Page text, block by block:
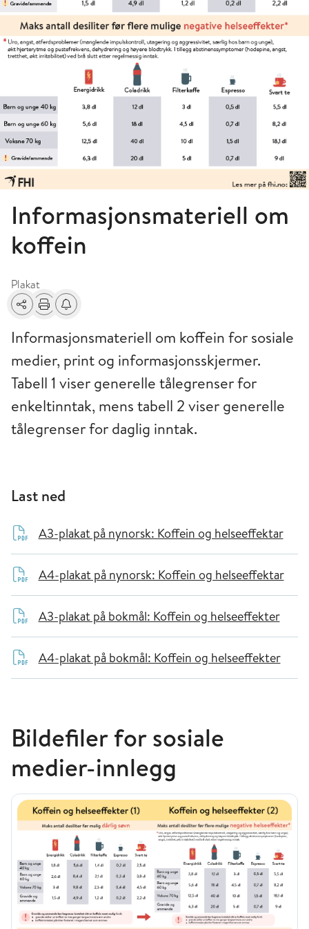
Informasjonsmateriell om
koffein
Plakat
Del Skriv utFå varsel om endringer
Informasjonsmateriell om koffein for sosiale
medier, print og informasjonsskjermer.
Tabell 1 viser generelle tålegrenser for
enkeltinntak, mens tabell 2 viser generelle
tålegrenser for daglig inntak.
Last ned
A3-plakat på nynorsk: Koffein og helseeffektar
A4-plakat på nynorsk: Koffein og helseeffektar
A3-plakat på bokmål: Koffein og helseeffekter
A4-plakat på bokmål: Koffein og helseeffekter
Bildefiler for sosiale
medier-innlegg